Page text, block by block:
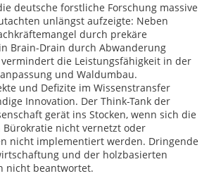
deutsche forstliche Forschung massive
unlängst aufzeigte: Neben
durch prekäre
Brain-Drain durch Abwanderung
die Leistungsfähigkeit in der
und Waldumbau.
und Defizite im Wissenstransfer
Innovation. Der Think-Tank der
gerät ins Stocken, wenn sich die
nicht vernetzt oder
nicht implementiert werden. Dringende
und der holzbasierten
nicht beantwortet.